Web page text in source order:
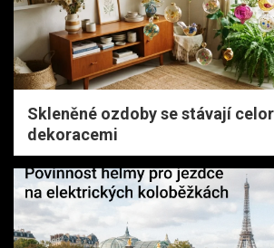
Skleněné ozdoby se stávají
dekoracemi